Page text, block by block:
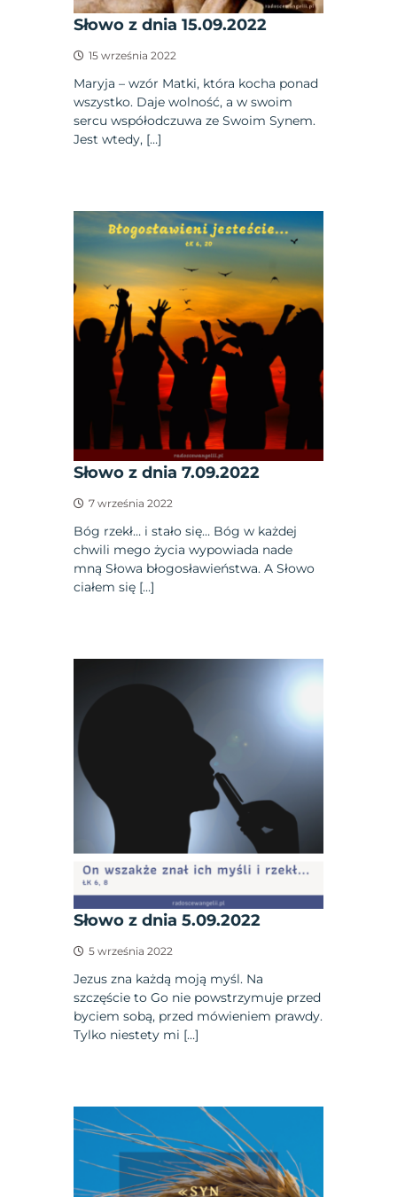
Słowo z dnia 15.09.2022
15 września 2022
Maryja – wzór Matki, która kocha ponad
wszystko. Daje wolność, a w swoim
sercu współodczuwa ze Swoim Synem.
Jest wtedy, […]
Słowo z dnia 7.09.2022
7 września 2022
Bóg rzekł… i stało się… Bóg w każdej
chwili mego życia wypowiada nade
mną Słowa błogosławieństwa. A Słowo
ciałem się […]
Słowo z dnia 5.09.2022
5 września 2022
Jezus zna każdą moją myśl. Na
szczęście to Go nie powstrzymuje przed
byciem sobą, przed mówieniem prawdy.
Tylko niestety mi […]